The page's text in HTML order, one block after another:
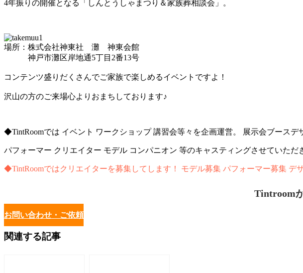
4年振りの開催となる「しんとうしゃまつり＆家族葬相談会」。
場所：株式会社神東社 灘 神東会館
神戸市灘区岸地通5丁目2番13号
コンテンツ盛りだくさんでご家族で楽しめるイベントですよ！
沢山の方のご来場心よりおまちしております♪
◆TintRoomでは イベント ワークショップ 講習会等々を企画運営。 展示会ブースデ
パフォーマー クリエイター モデル コンパニオン 等のキャスティングさせていただ
◆TintRoomではクリエイターを募集してします！ モデル募集 パフォーマー募集
Tintroom
お問い合わせ・ご依頼
関連する記事